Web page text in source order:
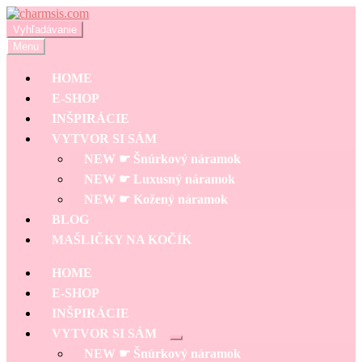
Preskočiť
na
navigáciu
Preskočiť
na
obsah
Hľadať:
Vyhľadávanie
Menu
HOME
E-SHOP
INŠPIRÁCIE
VYTVOR SI SÁM
NEW ☛ Šnúrkový náramok
NEW ☛ Luxusný náramok
NEW ☛ Kožený náramok
BLOG
MAŠLIČKY NA KOČÍK
HOME
E-SHOP
INŠPIRÁCIE
VYTVOR SI SÁM
Rozbaliť
podradené
NEW ☛ Šnúrkový náramok